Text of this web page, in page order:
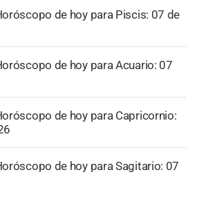
de hoy para Piscis: 07 de
de hoy para Acuario: 07
de hoy para Capricornio:
de hoy para Sagitario: 07